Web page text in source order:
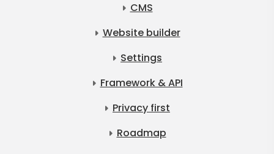
CMS
Website builder
Settings
Framework & API
Privacy first
Roadmap